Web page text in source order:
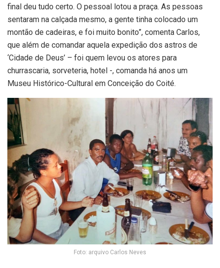
final deu tudo certo. O pessoal lotou a praça. As pessoas
sentaram na calçada mesmo, a gente tinha colocado um
montão de cadeiras, e foi muito bonito”, comenta Carlos,
que além de comandar aquela expedição dos astros de
‘Cidade de Deus’ – foi quem levou os atores para
churrascaria, sorveteria, hotel -, comanda há anos um
Museu Histórico-Cultural em Conceição do Coité.
Foto: arquivo Carlos Neves